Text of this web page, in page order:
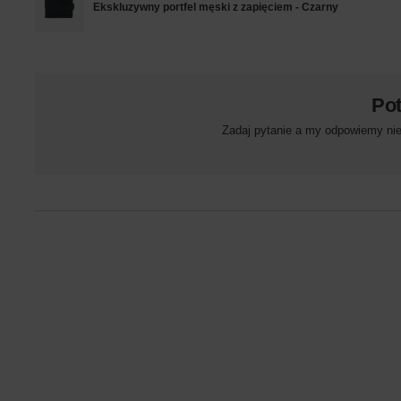
Ekskluzywny portfel męski z zapięciem - Czarny
Zadaj pytanie a my odpowiemy